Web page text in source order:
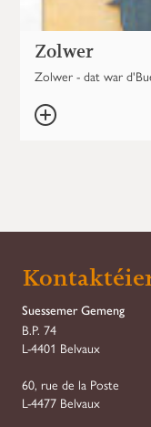
Zolwer
Zolwer - dat war
Suessemer Gemeng
B.P. 74
L-4401 Belvaux
60, rue de la Poste
L-4477 Belvaux